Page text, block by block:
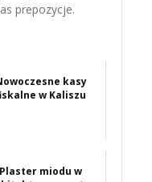
prepozycje.
kasy
w Kaliszu
Plaster miodu w